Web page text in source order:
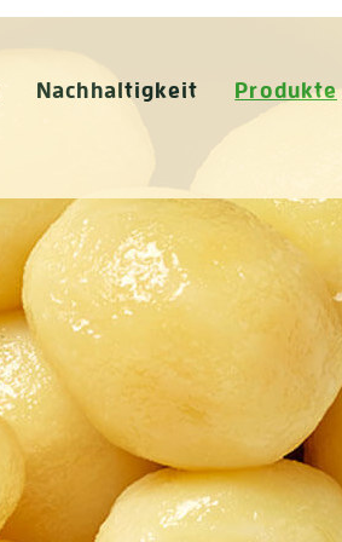
Nachhaltigkeit Produkte